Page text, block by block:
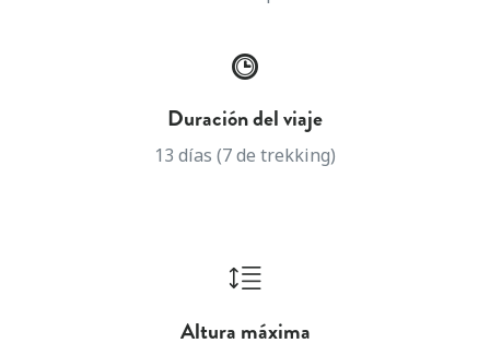
Duración del viaje
13 días (7 de trekking)
Altura máxima